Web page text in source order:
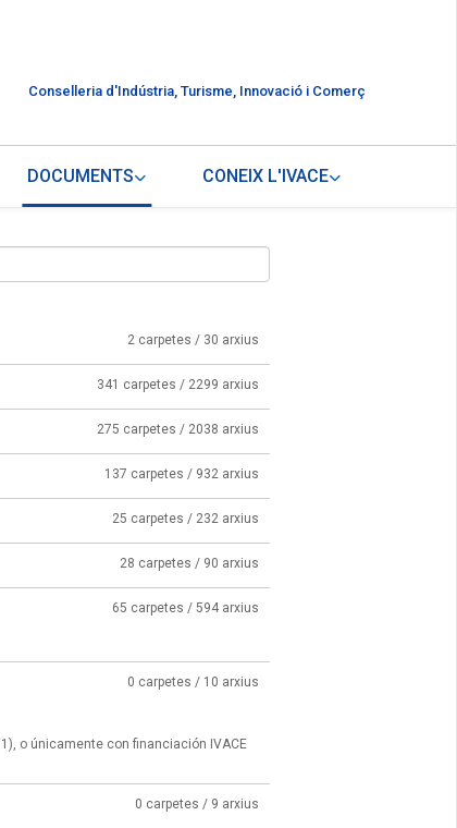
Conselleria d'Indústria, Turisme, Innovació i Comerç
DOCUMENTS CONEIX L'IVACE
2 carpetes / 30 arxius
341 carpetes / 2299 arxius
275 carpetes / 2038 arxius
137 carpetes / 932 arxius
25 carpetes / 232 arxius
28 carpetes / 90 arxius
65 carpetes / 594 arxius
0 carpetes / 10 arxius
o únicamente con financiación IVACE
0 carpetes / 9 arxius